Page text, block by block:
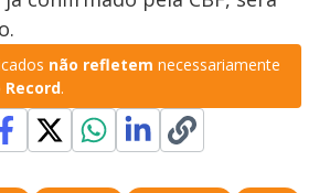
não refletem necessariamente
Record.